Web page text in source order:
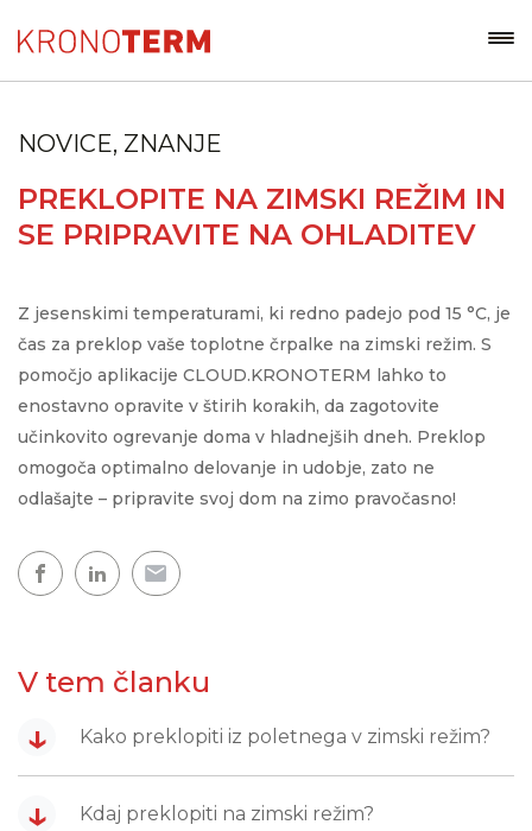
NOVICE, ZNANJE
PREKLOPITE NA ZIMSKI REŽIM IN
SE PRIPRAVITE NA OHLADITEV
Z jesenskimi temperaturami, ki redno padejo pod 15 °C, je
čas za preklop vaše toplotne črpalke na zimski režim. S
pomočjo aplikacije CLOUD.KRONOTERM lahko to
enostavno opravite v štirih korakih, da zagotovite
učinkovito ogrevanje doma v hladnejših dneh. Preklop
omogoča optimalno delovanje in udobje, zato ne
odlašajte – pripravite svoj dom na zimo pravočasno!
V tem članku
↓ Kako preklopiti iz poletnega v zimski režim?
↓ Kdaj preklopiti na zimski režim?